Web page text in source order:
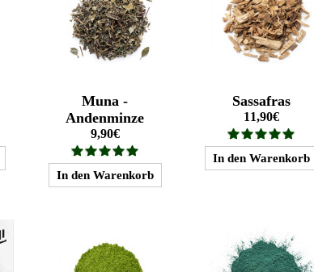
Muna -
Andenminze
9,90€
Sassafras
11,90€